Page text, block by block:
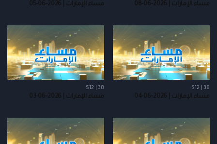
مساء الإمارات | 2026-06-08 مساء الإمارات | 2026-06-05
S12 | 38
مساء الإمارات | 2026-06-04
S12 | 38
مساء الإمارات | 2026-06-03